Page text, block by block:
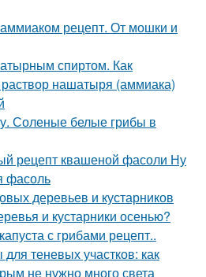
рецепт. От мошки и
спиртом. Как
раствор нашатыря (аммиака)
Соленые белые грибы в
рецепт квашеной фасоли Ну
фасоль
деревьев и кустарников
и кустарники осенью?
с грибами рецепт..
теневых участков: как
не нужно много света